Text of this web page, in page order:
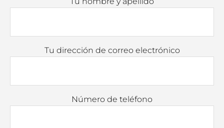
Tu dirección de correo electrónico
Número de teléfono